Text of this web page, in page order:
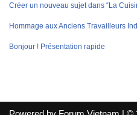
Créer un nouveau sujet dans “La
Hommage aux Anciens Travailleurs
Bonjour ! Présentation rapide